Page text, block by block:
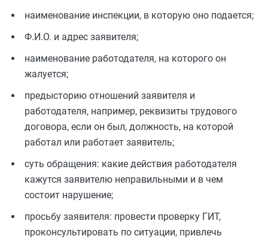
наименование инспекции, в которую оно подается;
Ф.И.О. и адрес заявителя;
наименование работодателя, на которого он
жалуется;
предысторию отношений заявителя и
работодателя, например, реквизиты трудового
договора, если он был, должность, на которой
работал или работает заявитель;
суть обращения: какие действия работодателя
кажутся заявителю неправильными и в чем
состоит нарушение;
просьбу заявителя: провести проверку ГИТ,
проконсультировать по ситуации, привлечь